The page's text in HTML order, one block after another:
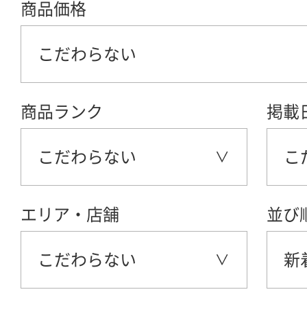
商品価格
こだわらない
商品ランク
こだわらない
掲載
こ
エリア・店舗
こだわらない
並び
新